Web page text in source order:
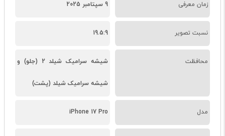
زمان معرفی 9 سپتامبر 2025
نسبت تصویر 19.5:9
محافظت شیشه سرامیک شیلد 2 (جلو) و
شیشه سرامیک شیلد (پشت)
مدل iPhone 17 Pro